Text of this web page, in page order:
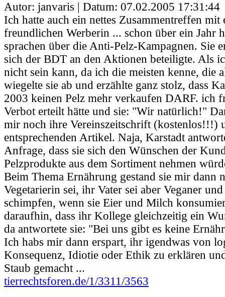
Autor: janvaris | Datum: 07.02.2005 17:31:44
Ich hatte auch ein nettes Zusammentreffen mit
freundlichen Werberin ... schon über ein Jahr
sprachen über die Anti-Pelz-Kampagnen. Sie
sich der BDT an den Aktionen beteiligte. Als
nicht sein kann, da ich die meisten kenne, die
wiegelte sie ab und erzählte ganz stolz, dass
2003 keinen Pelz mehr verkaufen DARF. ich
Verbot erteilt hätte und sie: "Wir natürlich!"
mir noch ihre Vereinszeitschrift (kostenlos!!!)
entsprechenden Artikel. Naja, Karstadt
Anfrage, dass sie sich den Wünschen der
Pelzprodukte aus dem Sortiment nehmen
Beim Thema Ernährung gestand sie mir dann
Vegetarierin sei, ihr Vater sei aber Veganer
schimpfen, wenn sie Eier und Milch
daraufhin, dass ihr Kollege gleichzeitig ein
da antwortete sie: "Bei uns gibt es keine
Ich habs mir dann erspart, ihr igendwas von
Konsequenz, Idiotie oder Ethik zu erklären
Staub gemacht ...
tierrechtsforen.de/1/3311/3563